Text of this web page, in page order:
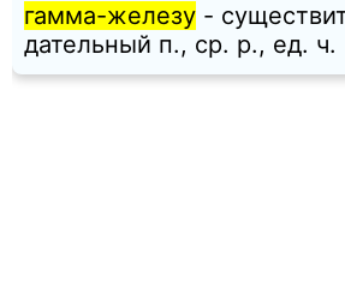
гамма-железу -
дательный п., ср. p., ед. ч.